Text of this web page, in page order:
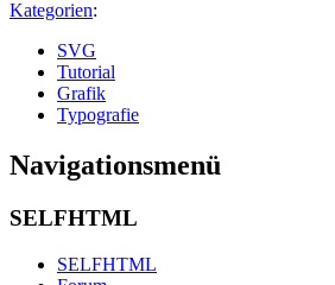
Kategorien:
SVG
Tutorial
Grafik
Typografie
Navigationsmenü
SELFHTML
SELFHTML